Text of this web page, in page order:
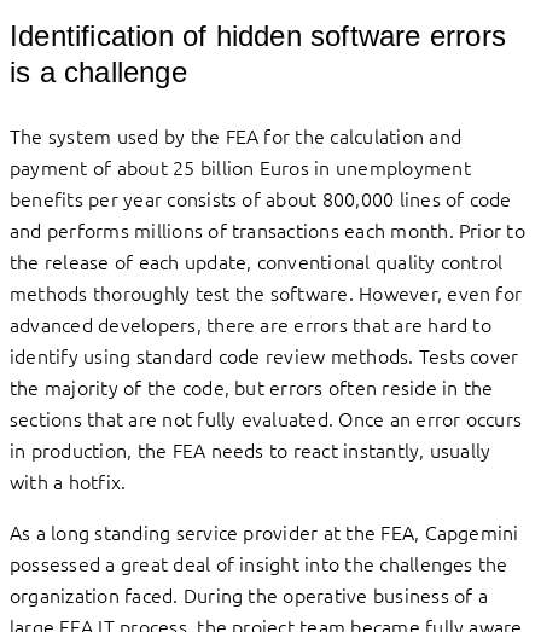
Identification of hidden software errors
is a challenge
The system used by the FEA for the calculation and
payment of about 25 billion Euros in unemployment
benefits per year consists of about 800,000 lines of code
and performs millions of transactions each month. Prior to
the release of each update, conventional quality control
methods thoroughly test the software. However, even for
advanced developers, there are errors that are hard to
identify using standard code review methods. Tests cover
the majority of the code, but errors often reside in the
sections that are not fully evaluated. Once an error occurs
in production, the FEA needs to react instantly, usually
with a hotfix.
As a long standing service provider at the FEA, Capgemini
possessed a great deal of insight into the challenges the
organization faced. During the operative business of a
large FEA IT process, the project team became fully aware